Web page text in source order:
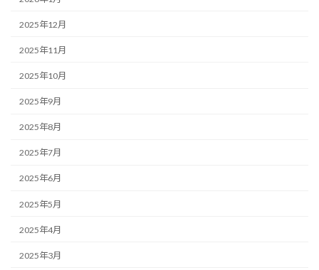
2025年12月
2025年11月
2025年10月
2025年9月
2025年8月
2025年7月
2025年6月
2025年5月
2025年4月
2025年3月